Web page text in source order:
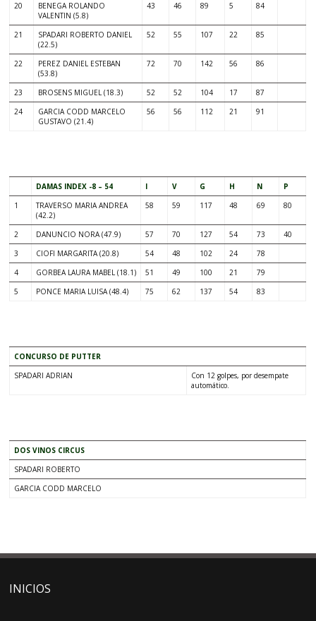
20
BENEGA ROLANDO
VALENTIN (5.8)
43 46 89 5 84
21
SPADARI ROBERTO DANIEL
(22.5)
52 55 107 22 85
22
PEREZ DANIEL ESTEBAN
(53.8)
72 70 142 56 86
23 BROSENS MIGUEL (18.3) 52 52 104 17
87
24
GARCIA CODD MARCELO
GUSTAVO (21.4)
56 56 112 21 91
DAMAS INDEX -8 – 54 I V G H N
P
1
TRAVERSO MARIA ANDREA
(42.2)
58 59 117 48 69 80
2 DANUNCIO NORA (47.9) 57 70 127 54 73
40
3
CIOFI MARGARITA (20.8) 54 48 102 24
78
4
GORBEA LAURA MABEL (18.1) 51 49 100 21
79
5
PONCE MARIA LUISA (48.4) 75 62 137 54 83
CONCURSO DE PUTTER
SPADARI ADRIAN
Con 12 golpes, por desempate
automático.
DOS VINOS CIRCUS
SPADARI ROBERTO
GARCIA CODD MARCELO
INICIOS